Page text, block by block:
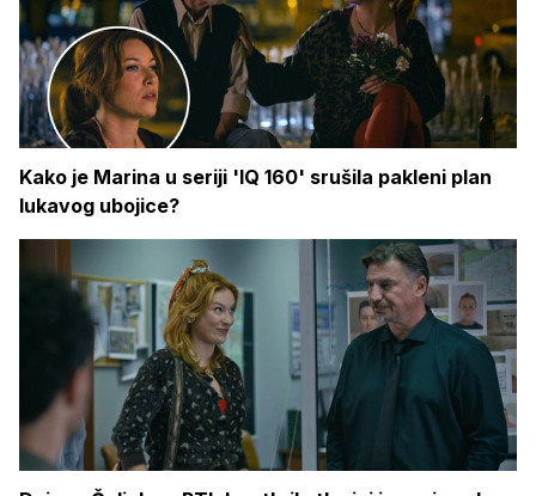
Kako je Marina u seriji 'IQ 160' srušila pakleni plan
lukavog ubojice?